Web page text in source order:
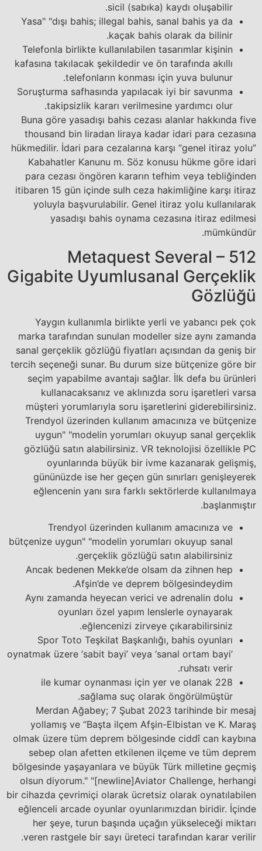
sicil (sabıka) kaydı oluşabilir.
Yasa" "dışı bahis; illegal bahis, sanal bahis ya da
kaçak bahis olarak da bilinir.
Telefonla birlikte kullanılabilen tasarımlar kişinin
kafasına takılacak şekildedir ve ön tarafında akıllı
telefonların konması için yuva bulunur.
Soruşturma safhasında yapılacak iyi bir savunma
takipsizlik kararı verilmesine yardımcı olur.
Buna göre yasadışı bahis cezası alanlar hakkında five
thousand bin liradan liraya kadar idari para cezasına
hükmedilir. İdari para cezalarına karşı “genel itiraz yolu”
Kabahatler Kanunu m. Söz konusu hükme göre idari
para cezası öngören kararın tefhim veya tebliğinden
itibaren 15 gün içinde sulh ceza hakimliğine karşı itiraz
yoluyla başvurulabilir. Genel itiraz yolu kullanılarak
yasadışı bahis oynama cezasına itiraz edilmesi
mümkündür.
Metaquest Several – 512
Gigabite Uyumlusanal Gerçeklik
Gözlüğü
Yaygın kullanımla birlikte yerli ve yabancı pek çok
marka tarafından sunulan modeller size aynı zamanda
sanal gerçeklik gözlüğü fiyatları açısından da geniş bir
tercih seçeneği sunar. Bu durum size bütçenize göre bir
seçim yapabilme avantajı sağlar. İlk defa bu ürünleri
kullanacaksanız ve aklınızda soru işaretleri varsa
müşteri yorumlarıyla soru işaretlerini giderebilirsiniz.
Trendyol üzerinden kullanım amacınıza ve bütçenize
uygun" "modelin yorumları okuyup sanal gerçeklik
gözlüğü satın alabilirsiniz. VR teknolojisi özellikle PC
oyunlarında büyük bir ivme kazanarak gelişmiş,
gününüzde ise her geçen gün sınırları genişleyerek
eğlencenin yanı sıra farklı sektörlerde kullanılmaya
başlanmıştır.
Trendyol üzerinden kullanım amacınıza ve
bütçenize uygun" "modelin yorumları okuyup sanal
gerçeklik gözlüğü satın alabilirsiniz.
Ancak bedenen Mekke’de olsam da zihnen hep
Afşin’de ve deprem bölgesindeydim.
Aynı zamanda heyecan verici ve adrenalin dolu
oyunları özel yapım lenslerle oynayarak
eğlencenizi zirveye çıkarabilirsiniz.
Spor Toto Teşkilat Başkanlığı, bahis oyunları
oynatmak üzere ‘sabit bayi’ veya ‘sanal ortam bayi’
ruhsatı verir.
228 ile kumar oynanması için yer ve olanak
sağlama suç olarak öngörülmüştür.
Merdan Ağabey; 7 Şubat 2023 tarihinde bir mesaj
yollamış ve “Başta ilçem Afşin-Elbistan ve K. Maraş
olmak üzere tüm deprem bölgesinde ciddî can kaybına
sebep olan afetten etkilenen ilçeme ve tüm deprem
bölgesinde yaşayanlara ve büyük Türk milletine geçmiş
olsun diyorum." "[newline]Aviator Challenge, herhangi
bir cihazda çevrimiçi olarak ücretsiz olarak oynatılabilen
eğlenceli arcade oyunlar oyunlarımızdan biridir. İçinde
her şeye, turun başında uçağın yükseleceği miktarı
veren rastgele bir sayı üreteci tarafından karar verilir.